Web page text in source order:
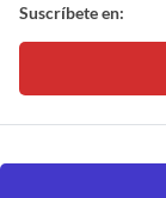
Suscríbete en: